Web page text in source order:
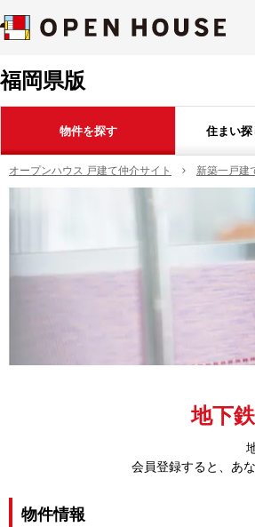
福岡県版
物件を探す 住まい探
オープンハウス 戸建て仲介サイト 新築一戸建
地下
会員登録すると、あ
物件情報